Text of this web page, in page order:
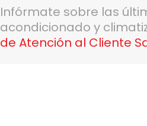
Infórmate sobre las
acondicionado y
de Atención al Cliente